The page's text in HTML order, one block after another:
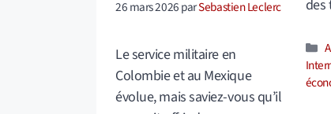
26 mars 2026parSebastien Leclerc
Le service militaire en
Colombie et au Mexique
évolue, mais saviez-vous qu’il
des